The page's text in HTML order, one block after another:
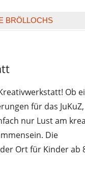
BRÖLLOCHS
Ob
für das JuKuZ,
nur Lust am
Die
Ort für Kinder ab